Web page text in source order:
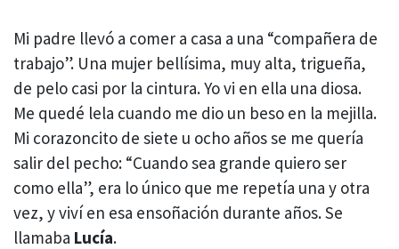
Mi padre llevó a comer a casa a una “compañera de
trabajo”. Una mujer bellísima, muy alta, trigueña,
de pelo casi por la cintura. Yo vi en ella una diosa.
Me quedé lela cuando me dio un beso en la mejilla.
Mi corazoncito de siete u ocho años se me quería
salir del pecho: “Cuando sea grande quiero ser
como ella”, era lo único que me repetía una y otra
vez, y viví en esa ensoñación durante años. Se
llamaba Lucía.